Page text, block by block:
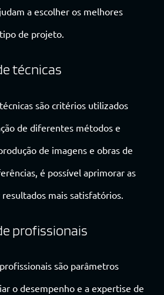
a escolher os melhores
de projeto.
técnicas
são critérios utilizados
de diferentes métodos e
de imagens e obras de
é possível aprimorar as
mais satisfatórios.
profissionais
são parâmetros
o desempenho e a expertise de